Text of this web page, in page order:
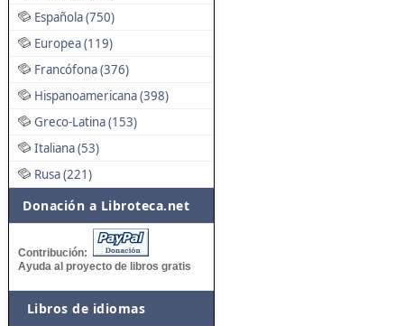
Española (750)
Europea (119)
Francófona (376)
Hispanoamericana (398)
Greco-Latina (153)
Italiana (53)
Rusa (221)
Donación a Libroteca.net
Contribución:
Ayuda al proyecto de libros gratis
Libros de idiomas